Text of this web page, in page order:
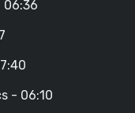
06:36
- 06:10